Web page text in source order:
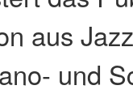
aus
und